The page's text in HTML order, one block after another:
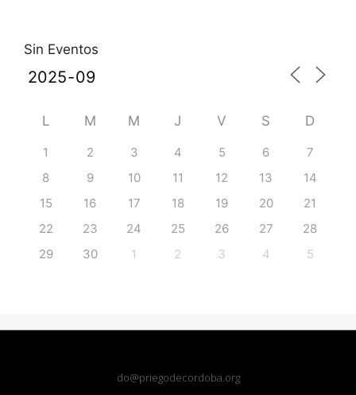
Sin Eventos
L M M J V S D
1 2 3 4 5 6
7
8
9 10 11 12 13
14
15
16 17 18 19 20
21
22
23 24 25 26 27
28
29
30 1 2 3 4 5
do@priegodecordoba.org